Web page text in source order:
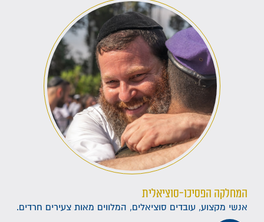
המחלקה הפסיכו-סוציאלית
אנשי מקצוע, עובדים סוציאלים, המלווים מאות צעירים חרדים.